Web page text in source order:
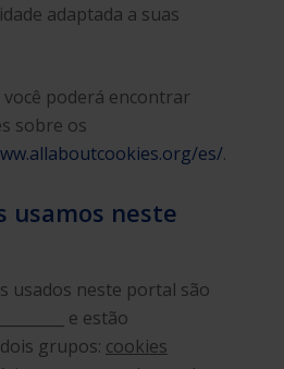
adaptada a suas
poderá encontrar
sobre os
es/.
usamos neste
usados neste portal são
e estão
grupos: cookies